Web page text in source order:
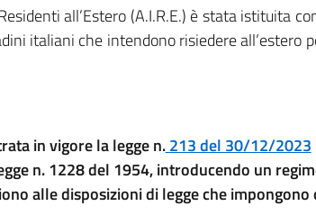
all’Estero (A.I.R.E.) è stata istituita
italiani che intendono risiedere all’estero
in vigore la legge n.213 del 30/12/2023
n. 1228 del 1954, introducendo un
alle disposizioni di legge che